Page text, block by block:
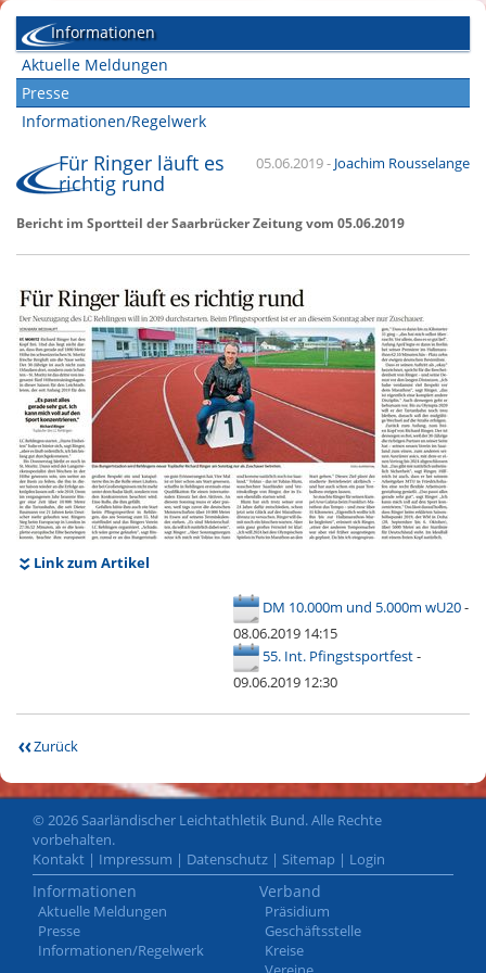
Informationen
Aktuelle Meldungen
Presse
Informationen/Regelwerk
05.06.2019- Joachim Rousselange
Für Ringer läuft es
richtig rund
Bericht im Sportteil der Saarbrücker Zeitung vom 05.06.2019
Link zum Artikel
DM 10.000m und 5.000m wU20-
08.06.2019 14:15
55. Int. Pfingstsportfest-
09.06.2019 12:30
Zurück
© 2026 Saarländischer Leichtathletik Bund. Alle Rechte
vorbehalten.
Kontakt | Impressum | Datenschutz | Sitemap | Login
Informationen
Aktuelle Meldungen
Presse
Informationen/Regelwerk
Verband
Präsidium
Geschäftsstelle
Kreise